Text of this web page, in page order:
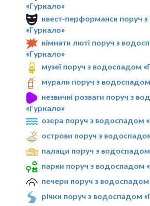
«Гуркало»
квест-перформанси поруч
«Гуркало»
кімнати люті поруч з
«Гуркало»
музеї поруч з водоспадом
мурали поруч з
незвичні розваги поруч з
«Гуркало»
озера поруч з водоспадом
острови поруч з
палаци поруч з
парки поруч з водоспадом
печери поруч з водоспадом
річки поруч з водоспадом